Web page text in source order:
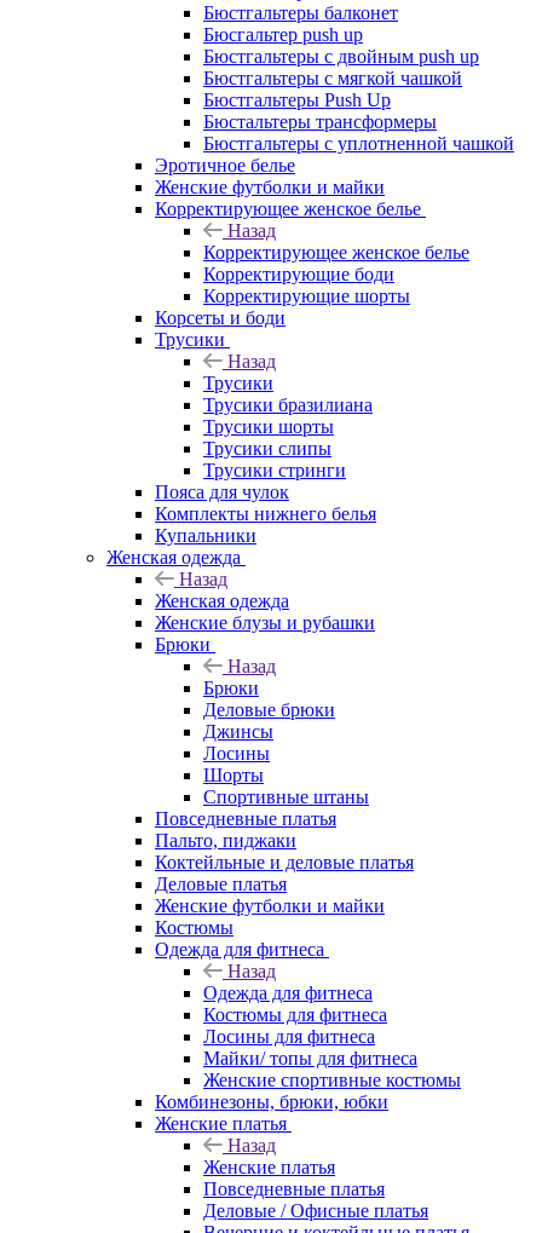
Бюстгальтеры балконет
Бюсгальтер push up
Бюстгальтеры с двойным push up
Бюстгальтеры с мягкой чашкой
Бюстгальтеры Push Up
Бюстальтеры трансформеры
Бюстгальтеры с уплотненной чашкой
Эротичное белье
Женские футболки и майки
Корректирующее женское белье
Назад
Корректирующее женское белье
Корректирующие боди
Корректирующие шорты
Корсеты и боди
Трусики
Назад
Трусики
Трусики бразилиана
Трусики шорты
Трусики слипы
Трусики стринги
Пояса для чулок
Комплекты нижнего белья
Купальники
Женская одежда
Назад
Женская одежда
Женские блузы и рубашки
Брюки
Назад
Брюки
Деловые брюки
Джинсы
Лосины
Шорты
Спортивные штаны
Повседневные платья
Пальто, пиджаки
Коктейльные и деловые платья
Деловые платья
Женские футболки и майки
Костюмы
Одежда для фитнеса
Назад
Одежда для фитнеса
Костюмы для фитнеса
Лосины для фитнеса
Майки/ топы для фитнеса
Женские спортивные костюмы
Комбинезоны, брюки, юбки
Женские платья
Назад
Женские платья
Повседневные платья
Деловые / Офисные платья